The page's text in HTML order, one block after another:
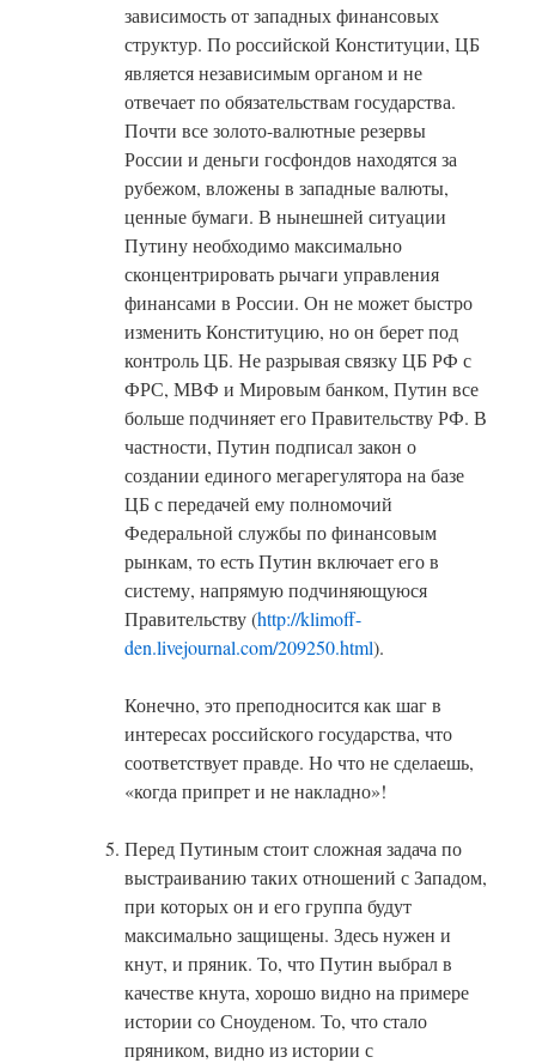
зависимость от западных финансовых
структур. По российской Конституции, ЦБ
является независимым органом и не
отвечает по обязательствам государства.
Почти все золото-валютные резервы
России и деньги госфондов находятся за
рубежом, вложены в западные валюты,
ценные бумаги. В нынешней ситуации
Путину необходимо максимально
сконцентрировать рычаги управления
финансами в России. Он не может быстро
изменить Конституцию, но он берет под
контроль ЦБ. Не разрывая связку ЦБ РФ с
ФРС, МВФ и Мировым банком, Путин все
больше подчиняет его Правительству РФ. В
частности, Путин подписал закон о
создании единого мегарегулятора на базе
ЦБ с передачей ему полномочий
Федеральной службы по финансовым
рынкам, то есть Путин включает его в
систему, напрямую подчиняющуюся
Правительству (http://klimoff-
den.livejournal.com/209250.html).
Конечно, это преподносится как шаг в
интересах российского государства, что
соответствует правде. Но что не сделаешь,
«когда припрет и не накладно»!
Перед Путиным стоит сложная задача по
выстраиванию таких отношений с Западом,
при которых он и его группа будут
максимально защищены. Здесь нужен и
кнут, и пряник. То, что Путин выбрал в
качестве кнута, хорошо видно на примере
истории со Сноуденом. То, что стало
пряником, видно из истории с